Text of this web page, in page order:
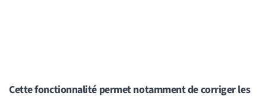
Cette fonctionnalité permet notamment de corriger les